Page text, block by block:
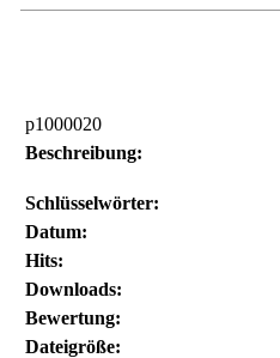
p1000020
Beschreibung:
Schlüsselwörter:
Datum:
Hits:
Downloads:
Bewertung:
Dateigröße: